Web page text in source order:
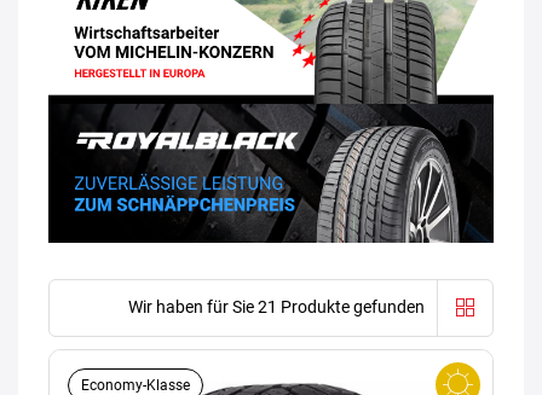
Wir haben für Sie 21 Produkte gefunden
Economy-Klasse